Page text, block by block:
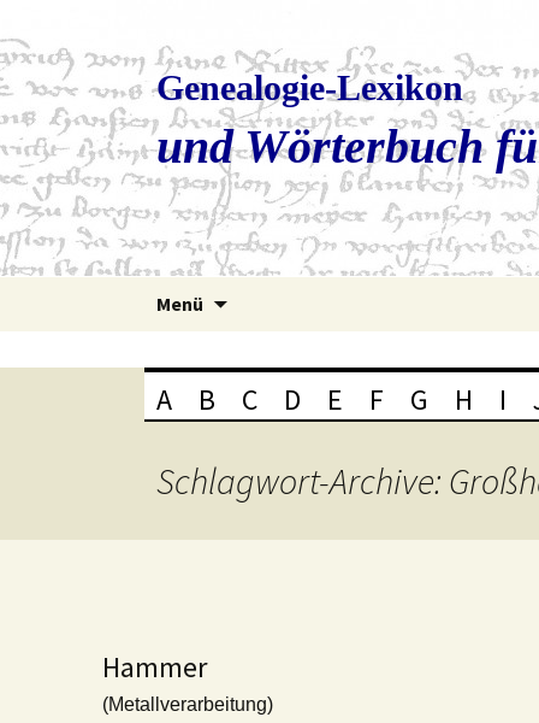
Genealogie-Lexikon
und Wörterbuch
Menü
A B C D E F G H I
Schlagwort-Archive:
Hammer
(Metallverarbeitung)